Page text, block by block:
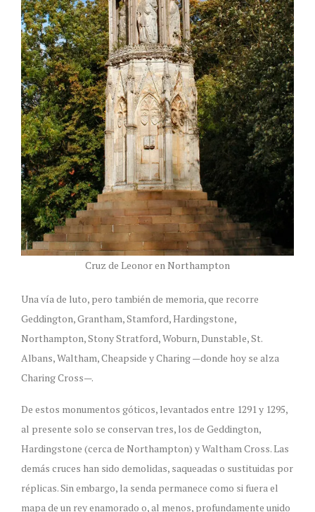
Cruz de Leonor en Northampton
Una vía de luto, pero también de memoria, que recorre
Geddington, Grantham, Stamford, Hardingstone,
Northampton, Stony Stratford, Woburn, Dunstable, St.
Albans, Waltham, Cheapside y Charing —donde hoy se alza
Charing Cross—.
De estos monumentos góticos, levantados entre 1291 y 1295,
al presente solo se conservan tres, los de Geddington,
Hardingstone (cerca de Northampton) y Waltham Cross. Las
demás cruces han sido demolidas, saqueadas o sustituidas por
réplicas. Sin embargo, la senda permanece como si fuera el
mapa de un rey enamorado o, al menos, profundamente unido